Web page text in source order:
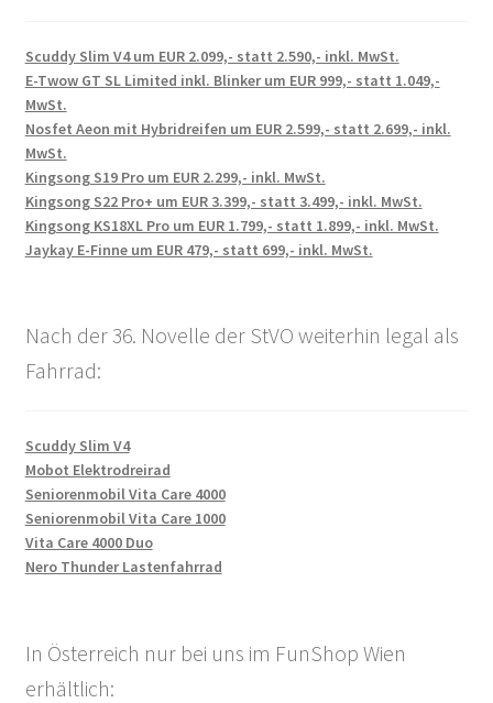
Scuddy Slim V4 um EUR 2.099,- statt 2.590,- inkl. MwSt.
E-Twow GT SL Limited inkl. Blinker um EUR 999,- statt 1.049,-
MwSt.
Nosfet Aeon mit Hybridreifen um EUR 2.599,- statt 2.699,- inkl.
MwSt.
Kingsong S19 Pro um EUR 2.299,- inkl. MwSt.
Kingsong S22 Pro+ um EUR 3.399,- statt 3.499,- inkl. MwSt.
Kingsong KS18XL Pro um EUR 1.799,- statt 1.899,- inkl. MwSt.
Jaykay E-Finne um EUR 479,- statt 699,- inkl. MwSt.
Nach der 36. Novelle der StVO weiterhin legal als
Fahrrad:
Scuddy Slim V4
Mobot Elektrodreirad
Seniorenmobil Vita Care 4000
Seniorenmobil Vita Care 1000
Vita Care 4000 Duo
Nero Thunder Lastenfahrrad
In Österreich nur bei uns im FunShop Wien
erhältlich: